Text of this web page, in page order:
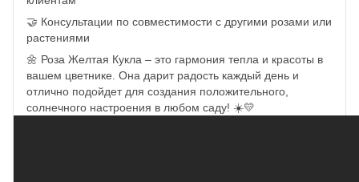
🤝 Консультации по совместимости с другими розами или
растениями
🌼 Роза Желтая Кукла – это гармония тепла и красоты в
вашем цветнике. Она дарит радость каждый день и
отлично подойдет для создания положительного,
солнечного настроения в любом саду! ☀️💛